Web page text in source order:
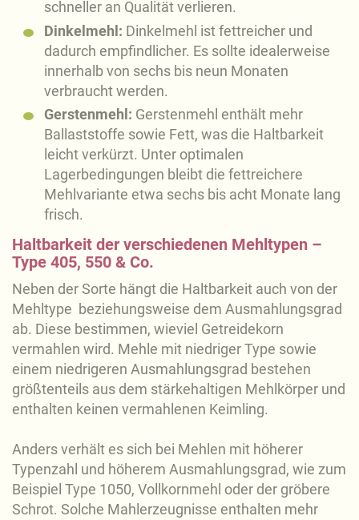
schneller an Qualität verlieren.
Dinkelmehl: Dinkelmehl ist fettreicher und
dadurch empfindlicher. Es sollte idealerweise
innerhalb von sechs bis neun Monaten
verbraucht werden.
Gerstenmehl: Gerstenmehl enthält mehr
Ballaststoffe sowie Fett, was die Haltbarkeit
leicht verkürzt. Unter optimalen
Lagerbedingungen bleibt die fettreichere
Mehlvariante etwa sechs bis acht Monate lang
frisch.
Haltbarkeit der verschiedenen Mehltypen –
Type 405, 550 & Co.
Neben der Sorte hängt die Haltbarkeit auch von der
Mehltype beziehungsweise dem Ausmahlungsgrad
ab. Diese bestimmen, wieviel Getreidekorn
vermahlen wird. Mehle mit niedriger Type sowie
einem niedrigeren Ausmahlungsgrad bestehen
größtenteils aus dem stärkehaltigen Mehlkörper und
enthalten keinen vermahlenen Keimling.
Anders verhält es sich bei Mehlen mit höherer
Typenzahl und höherem Ausmahlungsgrad, wie zum
Beispiel Type 1050, Vollkornmehl oder der gröbere
Schrot. Solche Mahlerzeugnisse enthalten mehr